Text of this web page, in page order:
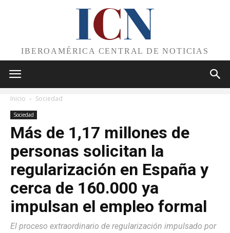
ICN
IBEROAMÉRICA CENTRAL DE NOTICIAS
Inicio Sociedad
Sociedad
Más de 1,17 millones de
personas solicitan la
regularización en España y
cerca de 160.000 ya
impulsan el empleo formal
El proceso extraordinario de regularización impulsado por